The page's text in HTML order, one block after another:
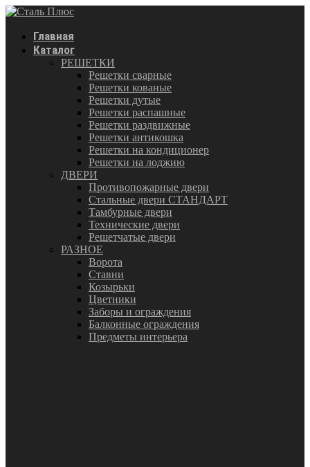
Главная
Каталог
РЕШЕТКИ
Решетки сварные
Решетки кованые
Решетки дутые
Решетки распашные
Решетки раздвижные
Решетки антикошка
Решетки на кондиционер
Решетки на лоджию
ДВЕРИ
Противопожарные двери
Стальные двери СТАНДАРТ
Тамбурные двери
Технические двери
Решетчатые двери
РАЗНОЕ
Ворота
Ставни
Козырьки
Цветники
Заборы и ограждения
Балконные ограждения
Предметы интерьера